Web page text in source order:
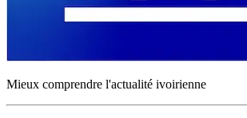
Mieux comprendre l'actualité ivoirienne